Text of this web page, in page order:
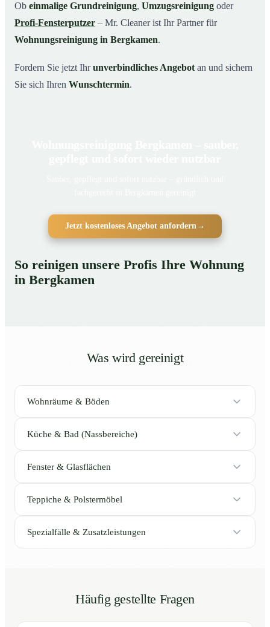
Ob einmalige Grundreinigung, Umzugsreinigung oder
Profi-Fensterputzer – Mr. Cleaner ist Ihr Partner für
Wohnungsreinigung in Bergkamen.
Fordern Sie jetzt Ihrunverbindliches Angebot an und sichern
Sie sich Ihren Wunschtermin.
Jetzt kostenloses Angebot anfordern→
So reinigen unsere Profis Ihre Wohnung
in Bergkamen
Was wird gereinigt
Wohnräume & Böden
Küche & Bad (Nassbereiche)
Fenster & Glasflächen
Teppiche & Polstermöbel
Spezialfälle & Zusatzleistungen
Häufig gestellte Fragen